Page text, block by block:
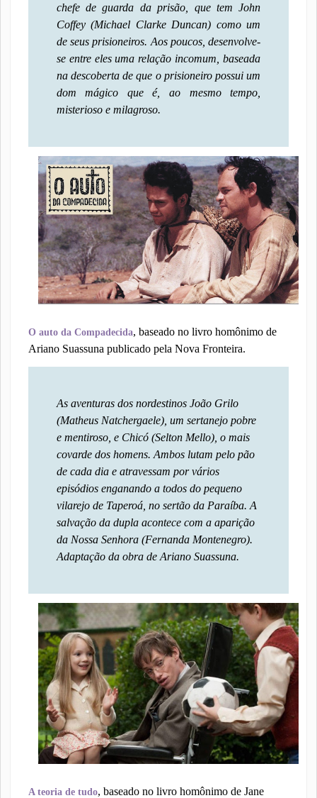
chefe de guarda da prisão, que tem John
Coffey (Michael Clarke Duncan) como um
de seus prisioneiros. Aos poucos, desenvolve-
se entre eles uma relação incomum, baseada
na descoberta de que o prisioneiro possui um
dom mágico que é, ao mesmo tempo,
misterioso e milagroso.
O auto da Compadecida, baseado no livro homônimo de
Ariano Suassuna publicado pela Nova Fronteira.
As aventuras dos nordestinos João Grilo
(Matheus Natchergaele), um sertanejo pobre
e mentiroso, e Chicó (Selton Mello), o mais
covarde dos homens. Ambos lutam pelo pão
de cada dia e atravessam por vários
episódios enganando a todos do pequeno
vilarejo de Taperoá, no sertão da Paraíba. A
salvação da dupla acontece com a aparição
da Nossa Senhora (Fernanda Montenegro).
Adaptação da obra de Ariano Suassuna.
A teoria de tudo, baseado no livro homônimo de Jane